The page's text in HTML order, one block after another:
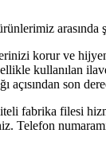
arasında
korur ve
kullanılan
açısından son
fabrika filesi
Telefon